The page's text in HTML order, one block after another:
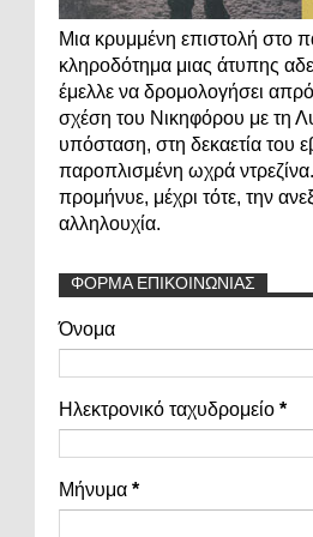
Μια κρυμμένη επιστολή στο
κληροδότημα μιας άτυπης
έμελλε να δρομολογήσει
σχέση του Νικηφόρου με τη
υπόσταση, στη δεκαετία του
παροπλισμένη ωχρά
προμήνυε, μέχρι τότε, την
αλληλουχία.
ΦΟΡΜΑ ΕΠΙΚΟΙΝΩΝΙΑΣ
Όνομα
Ηλεκτρονικό ταχυδρομείο *
Μήνυμα *